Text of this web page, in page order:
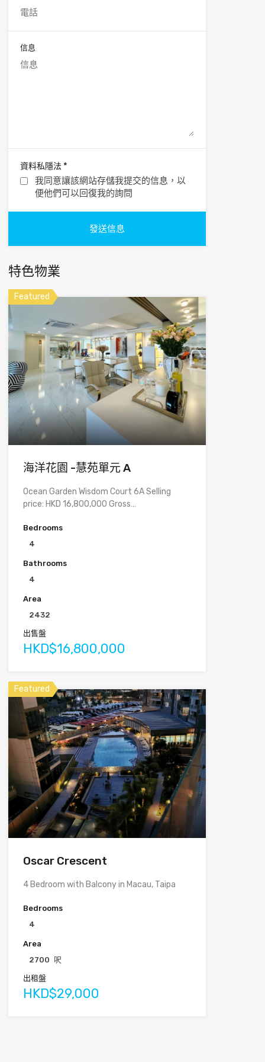
信息
資料私隱法 *
我同意讓該網站存儲我提交的信息，以
便他們可以回復我的詢問
特色物業
Featured
海洋花園 -慧苑單元 A
Ocean Garden Wisdom Court 6A Selling
price: HKD 16,800,000 Gross…
Bedrooms
4
Bathrooms
4
Area
2432
出售盤
HKD$16,800,000
Featured
Oscar Crescent
4 Bedroom with Balcony in Macau, Taipa
Bedrooms
4
Area
2700 呎
出租盤
HKD$29,000